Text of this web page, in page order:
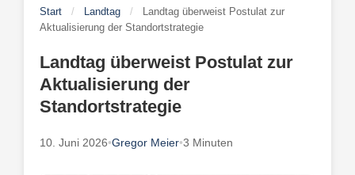
Start / Landtag /
Landtag überweist Postulat zur
Aktualisierung der Standortstrategie
Landtag überweist Postulat zur
Aktualisierung der
Standortstrategie
10. Juni 2026•Gregor Meier•3 Minuten